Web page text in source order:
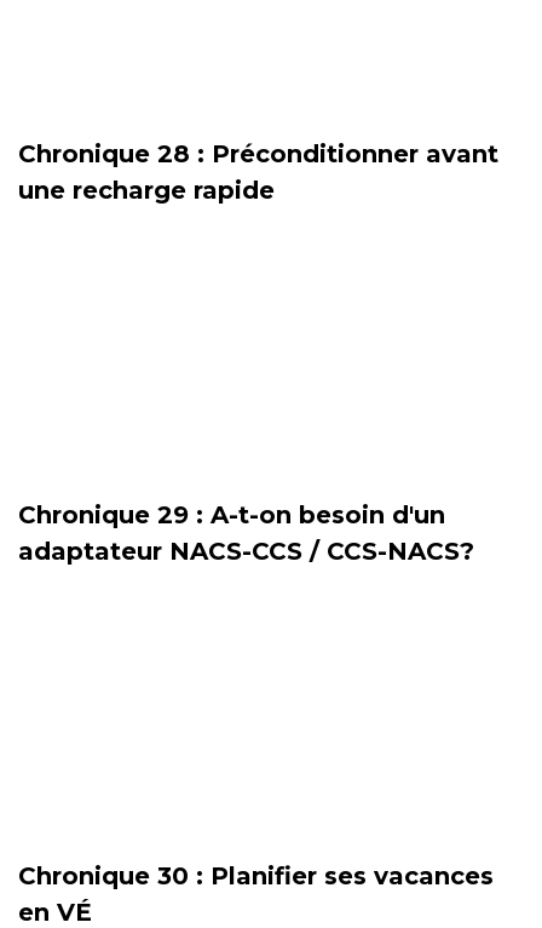
Chronique 28 : Préconditionner avant
une recharge rapide
Chronique 29 : A-t-on besoin d'un
adaptateur NACS-CCS / CCS-NACS?
Chronique 30 : Planifier ses vacances
en VÉ